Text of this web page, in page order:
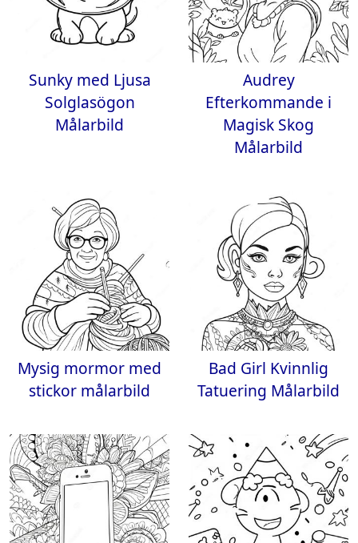
Sunky med Ljusa
Solglasögon
Målarbild
Audrey
Efterkommande i
Magisk Skog
Målarbild
Mysig mormor med
stickor målarbild
Bad Girl Kvinnlig
Tatuering Målarbild